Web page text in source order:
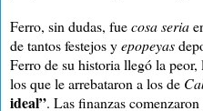
Ferro, sin dudas, fuecosa seria
de tantos festejos yepopeyas
Ferro de su historia llegó la
los que le arrebataron a los de
ideal”. Las finanzas comenzaron